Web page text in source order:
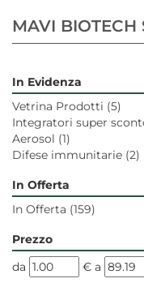
MAVI BIOTECH
In Evidenza
Vetrina Prodotti (5)
Integratori super
Aerosol (1)
Difese immunitarie (2)
In Offerta
In Offerta (159)
Prezzo
filtra
da € filtra
a